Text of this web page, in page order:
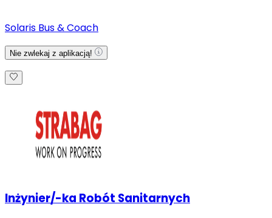
Solaris Bus & Coach
Nie zwlekaj z aplikacją!
Inżynier/-ka Robót Sanitarnych